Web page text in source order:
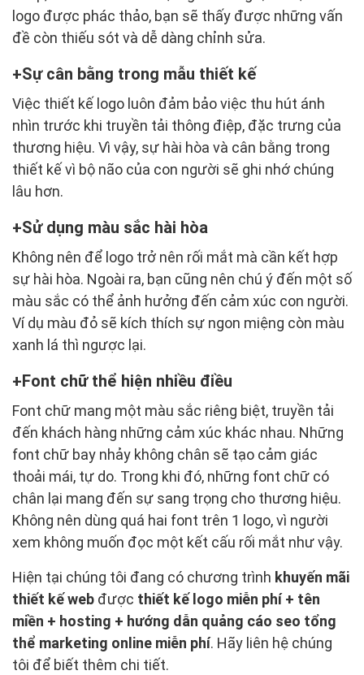
logo được phác thảo, bạn sẽ thấy được những vấn
đề còn thiếu sót và dễ dàng chỉnh sửa.
Sự cân bằng trong mẫu thiết kế
Việc thiết kế logo luôn đảm bảo việc thu hút ánh
nhìn trước khi truyền tải thông điệp, đặc trưng của
thương hiệu. Vì vậy, sự hài hòa và cân bằng trong
thiết kế vì bộ não của con người sẽ ghi nhớ chúng
lâu hơn.
Sử dụng màu sắc hài hòa
Không nên để logo trở nên rối mắt mà cần kết hợp
sự hài hòa. Ngoài ra, bạn cũng nên chú ý đến một số
màu sắc có thể ảnh hưởng đến cảm xúc con người.
Ví dụ màu đỏ sẽ kích thích sự ngon miệng còn màu
xanh lá thì ngược lại.
Font chữ thể hiện nhiều điều
Font chữ mang một màu sắc riêng biệt, truyền tải
đến khách hàng những cảm xúc khác nhau. Những
font chữ bay nhảy không chân sẽ tạo cảm giác
thoải mái, tự do. Trong khi đó, những font chữ có
chân lại mang đến sự sang trọng cho thương hiệu.
Không nên dùng quá hai font trên 1 logo, vì người
xem không muốn đọc một kết cấu rối mắt như vậy.
Hiện tại chúng tôi đang có chương trình khuyến mãi
thiết kế web được thiết kế logo miễn phí + tên
miền + hosting + hướng dẫn quảng cáo seo tổng
thể marketing online miễn phí. Hãy liên hệ chúng
tôi để biết thêm chi tiết.